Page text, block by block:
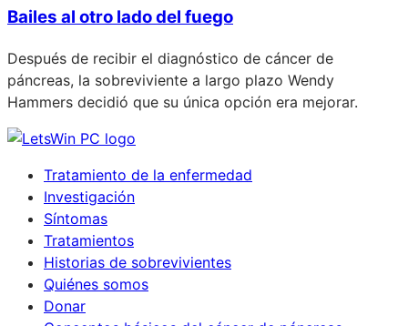
Bailes al otro lado del fuego
Después de recibir el diagnóstico de cáncer de
páncreas, la sobreviviente a largo plazo Wendy
Hammers decidió que su única opción era mejorar.
Tratamiento de la enfermedad
Investigación
Síntomas
Tratamientos
Historias de sobrevivientes
Quiénes somos
Donar